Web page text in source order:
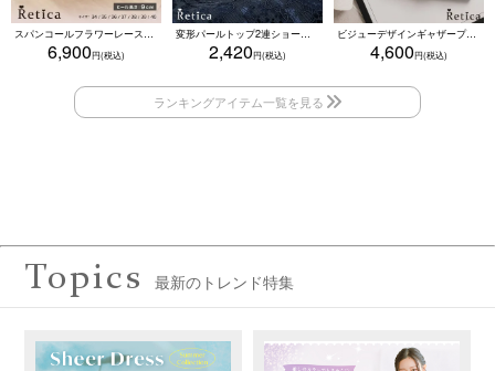
スパンコールフラワーレースアンクルストラップハイヒールセパレートパンプス (ベージュ)
6,900
変形パールトップ2連ショートパールネックレス(ホワイト)
2,420
ビジューデザインギャザープリーツ入り2wayバッグ(ベージュ/シルバー/ブラック)
4,600
Topics 最新のトレンド特集